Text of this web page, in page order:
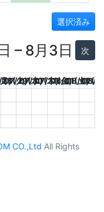
選択済み
– 8月3日 次
) 火)
07/29(水)
07/30(木)
07/31(金)
08/01(土)
08/02(
08/
CO.,Ltd All Rights